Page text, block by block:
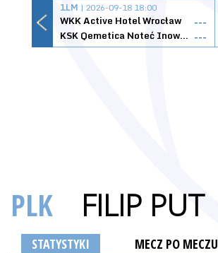
1LM | 2026-09-18 18:00
WKK Active Hotel Wrocław
---
KSK Qemetica Noteć Inowrocław ---
PLK FILIP PUT
STATYSTYKI MECZ PO MECZU